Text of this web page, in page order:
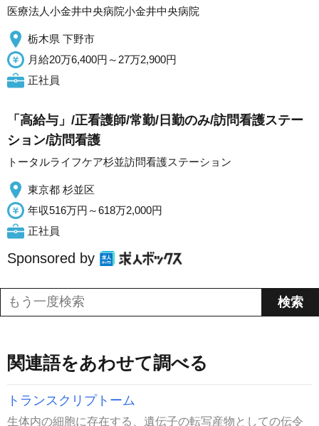
医療法人小金井中央病院小金井中央病院
栃木県 下野市
月給20万6,400円～27万2,900円
正社員
「高給与」/正看護師/常勤/日勤のみ/訪問看護ステー
ション/訪問看護
トータルライフケア杉並訪問看護ステーション
東京都 杉並区
年収516万円～618万2,000円
正社員
Sponsored by
関連語をあわせて調べる
トランスクリプトーム
生体内の細胞に存在する、遺伝子の転写産物としての伝令